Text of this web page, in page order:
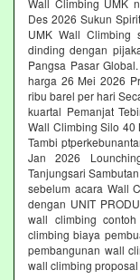
Des 2026 Sukun
UMK Wall Climbing
dinding dengan
Pangsa Pasar
harga 26 Mei 2026
ribu barel per hari
kuartal Pemanjat
Wall Climbing Silo 40
Tambi
Jan 2026
Tanjungsari
sebelum acara Wall
dengan UNIT
wall climbing
climbing biaya
pembangunan wall
wall climbing